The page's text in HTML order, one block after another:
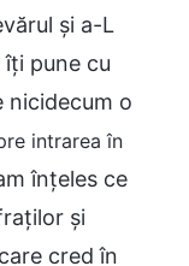
și a-L
îți pune cu
nicidecum o
intrarea în
înțeles ce
și
cred în